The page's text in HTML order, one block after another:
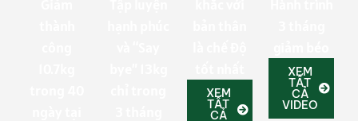
XEM
TẤT
CẢ
XEM
TẤT
CẢ
VIDEO